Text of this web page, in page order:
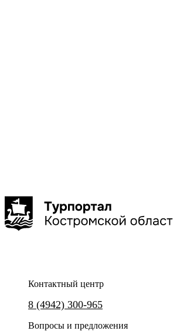
Контактный центр
8 (4942) 300-965
Вопросы и предложения